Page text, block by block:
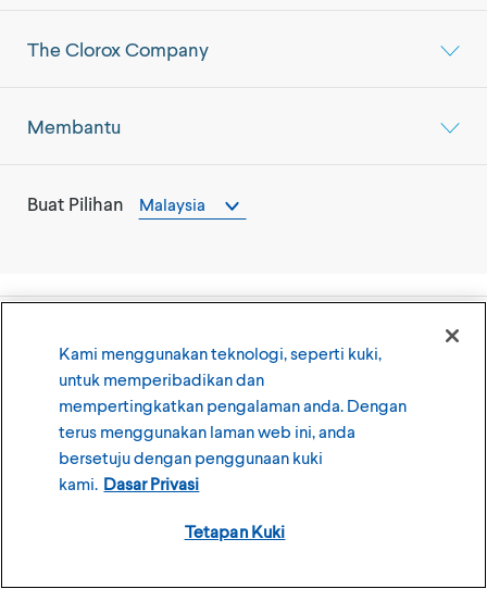
The Clorox Company
Membantu
Buat Pilihan Malaysia
2026The Clorox Company
Syarat Penggunaan Dasar Privasi
Tetapan Kuki
Kami menggunakan teknologi, seperti kuki,
untuk memperibadikan dan
mempertingkatkan pengalaman anda. Dengan
terus menggunakan laman web ini, anda
bersetuju dengan penggunaan kuki
kami. Dasar Privasi
Tetapan Kuki